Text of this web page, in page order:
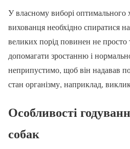
У власному виборі оптимального
вихованця необхідно спиратися
великих порід повинен не просто
допомагати зростанню і
неприпустимо, щоб він надавав
стан організму, наприклад,
Особливості
собак